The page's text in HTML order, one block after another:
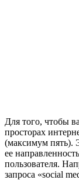
Для того, чтобы
просторах
(максимум пять).
ее
пользователя.
запроса «social